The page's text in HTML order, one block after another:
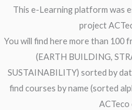
This e-Learning platform was
project
You will find here more than 100
(EARTH BUILDING,
SUSTAINABILITY) sorted by
find courses by name (sorted
ACTeco